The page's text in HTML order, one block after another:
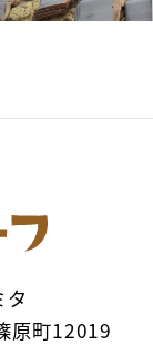
原町12019